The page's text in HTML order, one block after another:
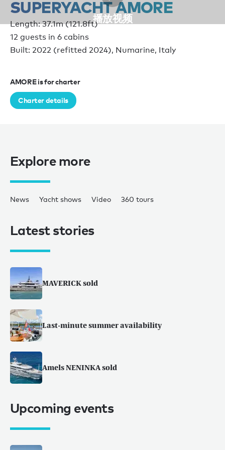
播放视频
SUPERYACHT AMORE
Length: 37.1m (121.8ft)
12 guests in 6 cabins
Built: 2022 (refitted 2024), Numarine, Italy
AMORE is for charter
Charter details
Explore more
News Yacht shows Video 360 tours
Latest stories
MAVERICK sold
Last-minute summer availability
Amels NENINKA sold
Upcoming events